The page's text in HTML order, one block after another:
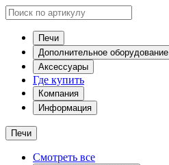
Печи
Дополнительное оборудование
Аксессуары
Где купить
Компания
Информация
Печи
Смотреть все